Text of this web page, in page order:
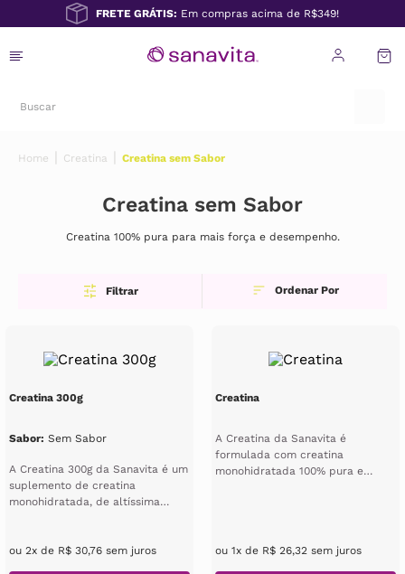
FRETE GRÁTIS: Em compras acima de R$349!
Creatina Creatina sem Sabor
Creatina sem Sabor
Creatina 100% pura para mais força e desempenho.
Filtrar
Creatina 300g
Sabor: Sem Sabor
A Creatina 300g da Sanavita é um
suplemento de creatina
monohidratada, de altíssima
ou 2x de R$ 30,76 sem juros
Creatina
A Creatina da Sanavita é
formulada com creatina
monohidratada 100% pura e
ou 1x de R$ 26,32 sem juros